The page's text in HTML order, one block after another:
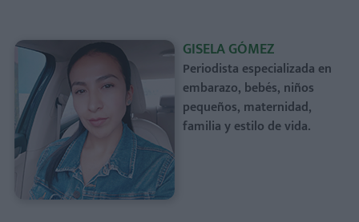
GISELA GÓMEZ
Periodista especializada en
embarazo, bebés, niños
pequeños, maternidad,
familia y estilo de vida.